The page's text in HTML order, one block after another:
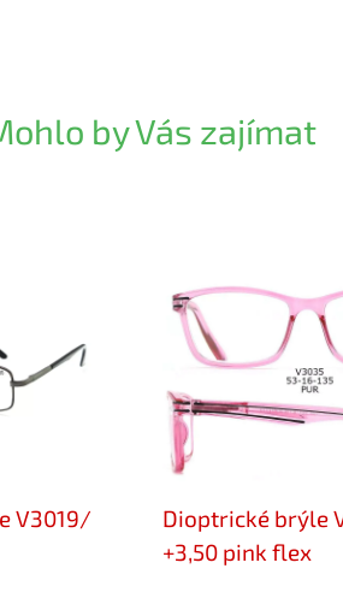
by Vás zajímat
V3019/
Dioptrické brýle
+3,50 pink flex